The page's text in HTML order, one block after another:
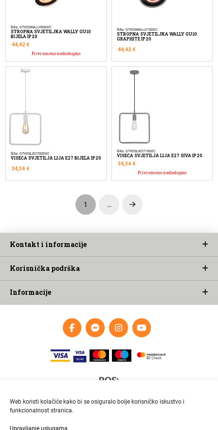
Web koristi kolačiće kako bi se osiguralo bolje korisničko iskustvo i
funkcionalnost stranica.
Upravljanje uslugama
Šifra: GTVOSWALLY00DEC
STROPNA SVJETILJKA WALLY GU10
BIJELA IP20
44,42€
Privremeno nedostupno
Šifra: GTVOSWALLY15DEC
STROPNA SVJETILJKA WALLY GU10
GRAPHITE IP20
44,42€
Šifra: GTVOSLIE2700DEC
VISEĆA SVJETILJA LIJA E27 BIJELA IP20
34,34 €
Šifra: GTVOSLIE2715DEC
VISEĆA SVJETILJA LIJA E27 SIVA IP20
34,34 €
Privremeno nedostupno
1 … Next
Kontakt i informacije
Korisnička podrška
Informacije